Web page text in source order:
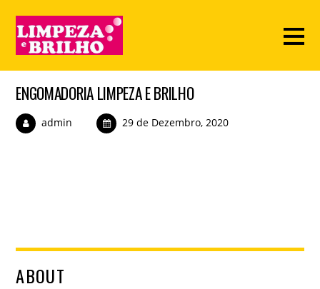
ENGOMADORIA LIMPEZA E BRILHO
admin 29 de Dezembro, 2020
ABOUT